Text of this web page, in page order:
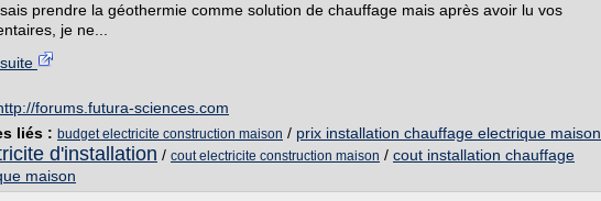
prendre la géothermie comme solution de chauffage mais après avoir lu vos
je ne...
forums.futura-sciences.com
liés : budget electricite construction maison / prix installation chauffage electrique maison
d'installation / cout electricite construction maison / cout installation chauffage
maison